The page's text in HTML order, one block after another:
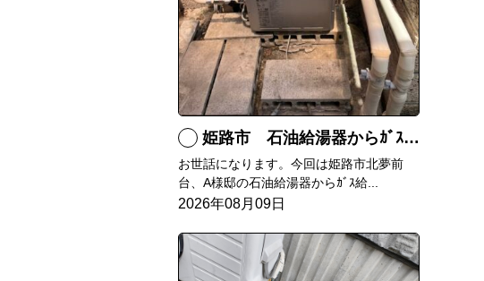
姫路市 石油給湯器からｶﾞｽ給湯器へ取替
お世話になります。今回は姫路市北夢前
台、A様邸の石油給湯器からｶﾞｽ給...
2026年08月09日